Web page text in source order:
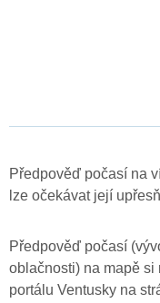
Předpověď počasí na
lze očekávat její
Předpověď počasí
oblačnosti) na mapě si
portálu Ventusky na